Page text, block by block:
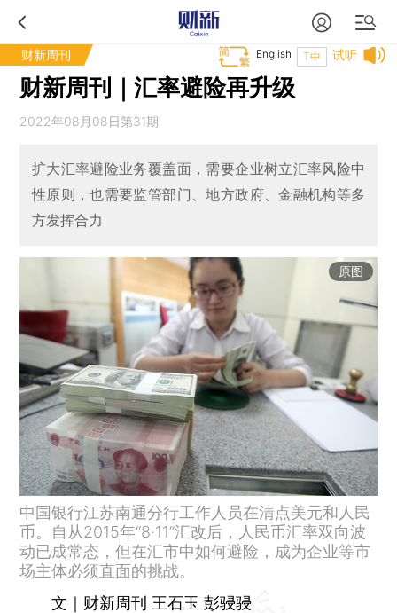
财新周刊 试听
T中
English
财新周刊｜汇率避险再升级
2022年08月08日第31期
扩大汇率避险业务覆盖面，需要企业树立汇率风险中
性原则，也需要监管部门、地方政府、金融机构等多
方发挥合力
原图
中国银行江苏南通分行工作人员在清点美元和人民
币。自从2015年“8·11”汇改后，人民币汇率双向波
动已成常态，但在汇市中如何避险，成为企业等市
场主体必须直面的挑战。
文｜财新周刊 王石玉 彭骎骎